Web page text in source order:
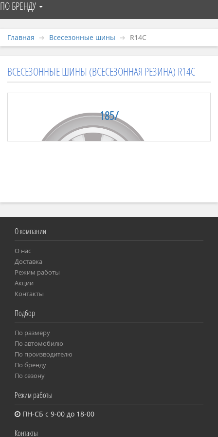
ПО БРЕНДУ
Главная Всесезонные шины R14C
ВСЕСЕЗОННЫЕ ШИНЫ (ВСЕСЕЗОННАЯ РЕЗИНА) R14C
185/
О компании
О нас
Доставка
Режим работы
Акции
Контакты
Подбор
По размеру
Пo автомобилю
По производителю
По бренду
По сезону
Режим работы
ПН-СБ с 9-00 до 18-00
Контакты